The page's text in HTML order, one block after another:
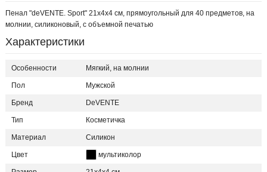
Пенал "deVENTE. Sport" 21x4x4 см, прямоугольный для 40 предметов, на
молнии, силиконовый, с объемной печатью
Характеристики
Особенности Мягкий, на молнии
Пол Мужской
Бренд DeVENTE
Тип Косметичка
Материал Силикон
Цвет мультиколор